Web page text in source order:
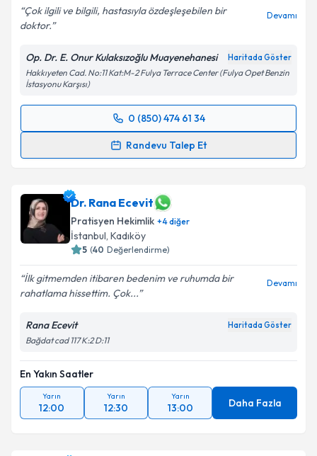
Çok ilgili ve bilgili, hastasıyla özdeşleşebilen bir
doktor.
Devamı
Op. Dr. E. Onur Kulaksızoğlu Muayenehanesi Haritada Göster
Hakkıyeten Cad. No:11 Kat:M-2 Fulya Terrace Center (Fulya Opet Benzin
İstasyonu Karşısı)
0 (850) 474 61 34
Randevu Talep Et
Randevu Takvimi Talebi
için bir takvim hazırlandığında e-posta ile
bilgilendireceğiz.
E-posta Adresiniz
Metni
'ni okudum ve kişisel verilerimin belirtilen
kapsamda işlenmesini kabul ediyorum.
Takvim Talebini Gönder
Dr. Rana Ecevit
Pratisyen Hekimlik +4diğer
İstanbul, Kadıköy
5 (40 Değerlendirme)
İlk gitmemden itibaren bedenim ve ruhumda bir
rahatlama hissettim. Çok...
Devamı
Rana Ecevit Haritada Göster
Bağdat cad 117 K:2 D:11
En Yakın Saatler
Yarın
12:00
Yarın
12:30
Yarın
13:00 Daha Fazla